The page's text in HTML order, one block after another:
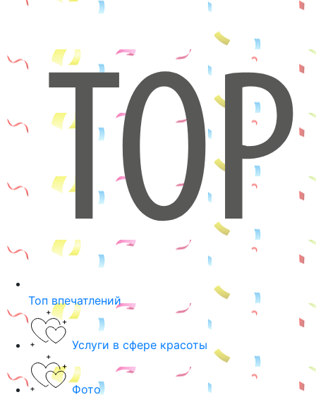
Топ впечатлений
Услуги в сфере красоты
Фото